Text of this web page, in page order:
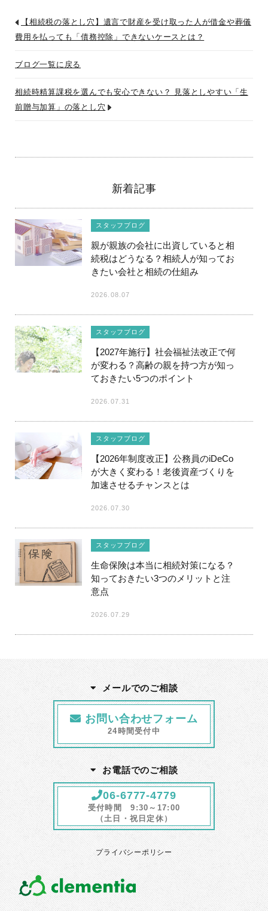
【相続税の落とし穴】遺言で財産を受け取った人が借金や葬儀
費用を払っても「債務控除」できないケースとは？
ブログ一覧に戻る
相続時精算課税を選んでも安心できない？ 見落としやすい「生
前贈与加算」の落とし穴
新着記事
スタッフブログ
親が親族の会社に出資していると相
続税はどうなる？相続人が知ってお
きたい会社と相続の仕組み
2026.08.07
スタッフブログ
【2027年施行】社会福祉法改正で何
が変わる？高齢の親を持つ方が知っ
ておきたい5つのポイント
2026.07.31
スタッフブログ
【2026年制度改正】公務員のiDeCo
が大きく変わる！老後資産づくりを
加速させるチャンスとは
2026.07.30
スタッフブログ
生命保険は本当に相続対策になる？
知っておきたい3つのメリットと注
意点
2026.07.29
メールでのご相談
お問い合わせフォーム
24時間受付中
お電話でのご相談
06-6777-4779
受付時間 9:30～17:00
（土日・祝日定休）
プライバシーポリシー